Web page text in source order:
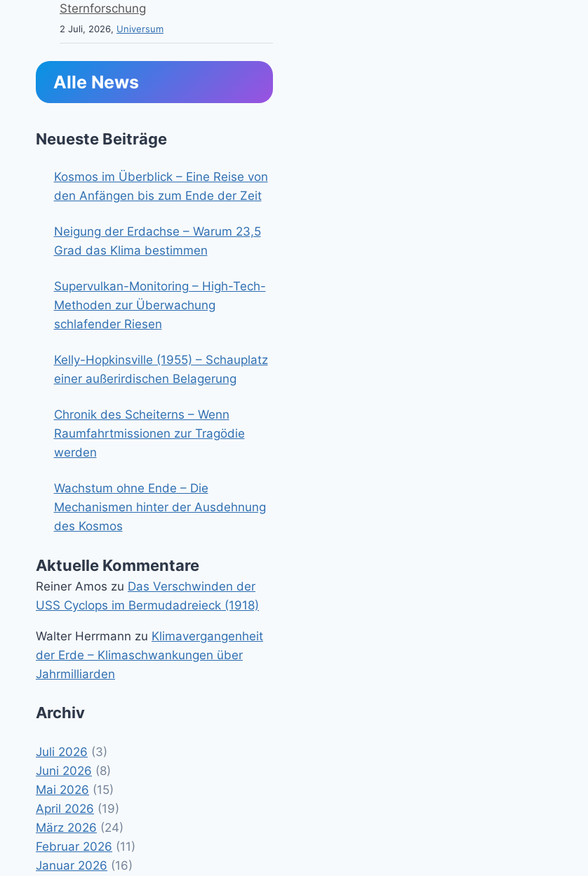
Sternforschung
2 Juli, 2026, Universum
Alle News
Neueste Beiträge
Kosmos im Überblick – Eine Reise von
den Anfängen bis zum Ende der Zeit
Neigung der Erdachse – Warum 23,5
Grad das Klima bestimmen
Supervulkan-Monitoring – High-Tech-
Methoden zur Überwachung
schlafender Riesen
Kelly-Hopkinsville (1955) – Schauplatz
einer außerirdischen Belagerung
Chronik des Scheiterns – Wenn
Raumfahrtmissionen zur Tragödie
werden
Wachstum ohne Ende – Die
Mechanismen hinter der Ausdehnung
des Kosmos
Aktuelle Kommentare
Reiner Amos zu Das Verschwinden der
USS Cyclops im Bermudadreieck (1918)
Walter Herrmann zu Klimavergangenheit
der Erde – Klimaschwankungen über
Jahrmilliarden
Archiv
Juli 2026 (3)
Juni 2026 (8)
Mai 2026 (15)
April 2026 (19)
März 2026 (24)
Februar 2026 (11)
Januar 2026 (16)